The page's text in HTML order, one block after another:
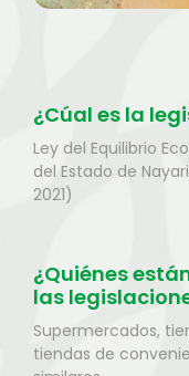
¿Cúal es la
Ley del Equilibrio
del Estado de
2021)
¿Quiénes
las
Supermercados,
tiendas de